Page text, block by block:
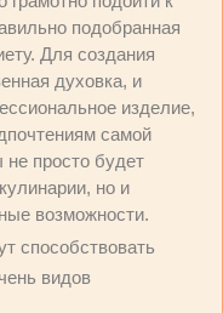
подобранная
Для создания
духовка, и
изделие,
самой
просто будет
но и
возможности.
способствовать
видов